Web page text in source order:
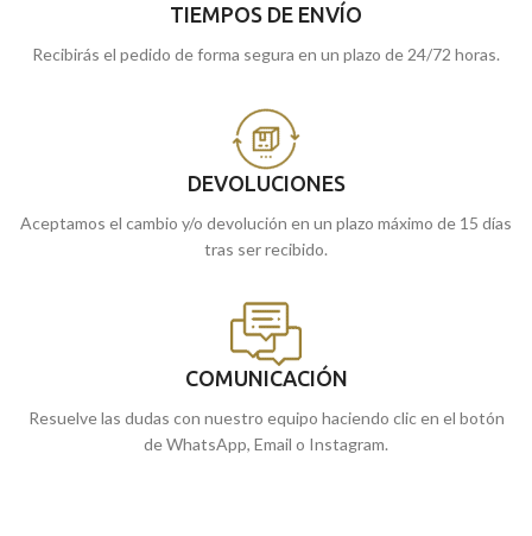
TIEMPOS DE ENVÍO
Recibirás el pedido de forma segura en un plazo de 24/72 horas.
DEVOLUCIONES
Aceptamos el cambio y/o devolución en un plazo máximo de 15 días
tras ser recibido.
COMUNICACIÓN
Resuelve las dudas con nuestro equipo haciendo clic en el botón
de WhatsApp, Email o Instagram.